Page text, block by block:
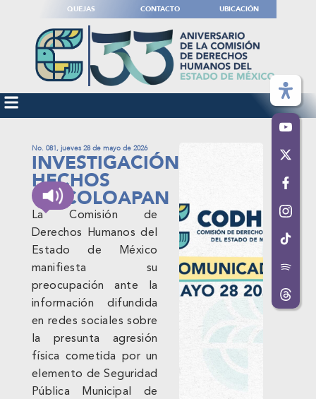
QUEJAS CONTACTO UBICACIÓN
No. 081, jueves 28 de mayo de 2026
INVESTIGACIÓN
HECHOS
CHICOLOAPAN
La Comisión de
Derechos Humanos del
Estado de México
manifiesta su
preocupación ante la
información difundida
en redes sociales sobre
la presunta agresión
física cometida por un
elemento de Seguridad
Pública Municipal de